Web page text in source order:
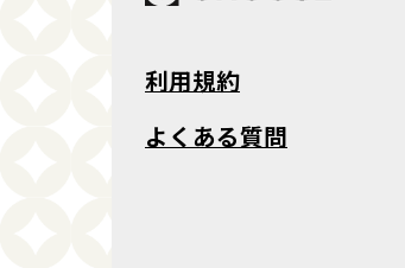
利用規約
よくある質問